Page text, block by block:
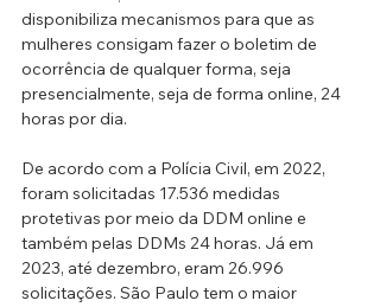
disponibiliza mecanismos para que as
mulheres consigam fazer o boletim de
ocorrência de qualquer forma, seja
presencialmente, seja de forma online, 24
horas por dia.
De acordo com a Polícia Civil, em 2022,
foram solicitadas 17.536 medidas
protetivas por meio da DDM online e
também pelas DDMs 24 horas. Já em
2023, até dezembro, eram 26.996
solicitações. São Paulo tem o maior